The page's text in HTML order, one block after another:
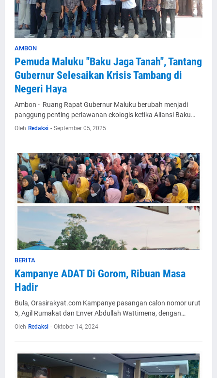
AMBON
Pemuda Maluku "Baku Jaga Tanah", Tantang
Gubernur Selesaikan Krisis Tambang di
Negeri Haya
Ambon - Ruang Rapat Gubernur Maluku berubah menjadi
panggung penting perlawanan ekologis ketika Aliansi Baku…
Oleh Redaksi - September 05, 2025
BERITA
Kampanye ADAT Di Gorom, Ribuan Masa
Hadir
Bula, Orasirakyat.com Kampanye pasangan calon nomor urut
5, Agil Rumakat dan Enver Abdullah Wattimena, dengan…
Oleh Redaksi - Oktober 14, 2024